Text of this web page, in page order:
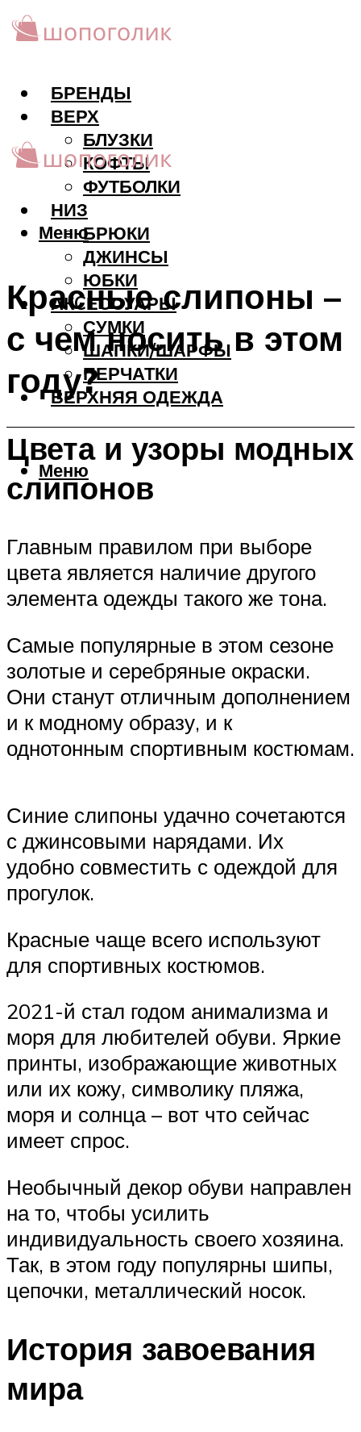
БРЕНДЫ
ВЕРХ
БЛУЗКИ
КОФТЫ
ФУТБОЛКИ
НИЗ
БРЮКИ
ДЖИНСЫ
ЮБКИ
АКCЕССУАРЫ
СУМКИ
ШАПКИ/ШАРФЫ
ПЕРЧАТКИ
ВЕРХНЯЯ ОДЕЖДА
Меню
Меню
Красные слипоны –
с чем носить в этом
году?
Цвета и узоры модных
слипонов
Главным правилом при выборе
цвета является наличие другого
элемента одежды такого же тона.
Самые популярные в этом сезоне
золотые и серебряные окраски.
Они станут отличным дополнением
и к модному образу, и к
однотонным спортивным костюмам.
Синие слипоны удачно сочетаются
с джинсовыми нарядами. Их
удобно совместить с одеждой для
прогулок.
Красные чаще всего используют
для спортивных костюмов.
2021-й стал годом анимализма и
моря для любителей обуви. Яркие
принты, изображающие животных
или их кожу, символику пляжа,
моря и солнца – вот что сейчас
имеет спрос.
Необычный декор обуви направлен
на то, чтобы усилить
индивидуальность своего хозяина.
Так, в этом году популярны шипы,
цепочки, металлический носок.
История завоевания
мира